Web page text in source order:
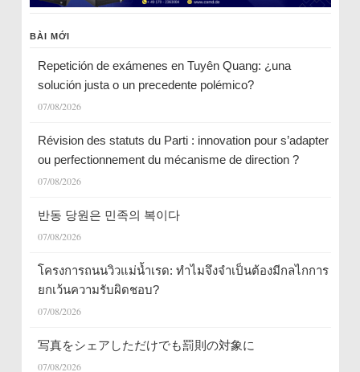
BÀI MỚI
Repetición de exámenes en Tuyên Quang: ¿una
solución justa o un precedente polémico?
07/08/2026
Révision des statuts du Parti : innovation pour s’adapter
ou perfectionnement du mécanisme de direction ?
07/08/2026
반동 당원은 민족의 복이다
07/08/2026
โครงการถนนวิวแม่น้ำเรด: ทำไมจึงจำเป็นต้องมีกลไกการ
ยกเว้นความรับผิดชอบ?
07/08/2026
写真をシェアしただけでも罰則の対象に
07/08/2026